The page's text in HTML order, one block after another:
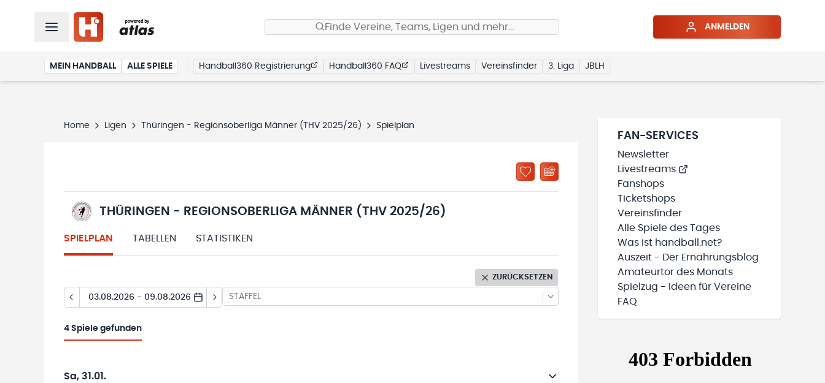
Finde Vereine, Teams, Ligen und mehr… ANMELDEN
MEIN HANDBALL ALLE SPIELE Handball360 Registrierung Handball360 FAQ Livestreams Vereinsfinder 3. Liga JBLH
Home Ligen Thüringen - Regionsoberliga Männer (THV 2025/26) Spielplan
THÜRINGEN - REGIONSOBERLIGA MÄNNER (THV 2025/26)
SPIELPLAN TABELLEN STATISTIKEN
ZURÜCKSETZEN
03.08.2026 - 09.08.2026 STAFFEL
4 Spiele gefunden
Sa, 31.01.
FAN-SERVICES
Newsletter
Livestreams
Fanshops
Ticketshops
Vereinsfinder
Alle Spiele des Tages
Was ist handball.net?
Auszeit - Der Ernährungsblog
Amateurtor des Monats
Spielzug - Ideen für Vereine
FAQ